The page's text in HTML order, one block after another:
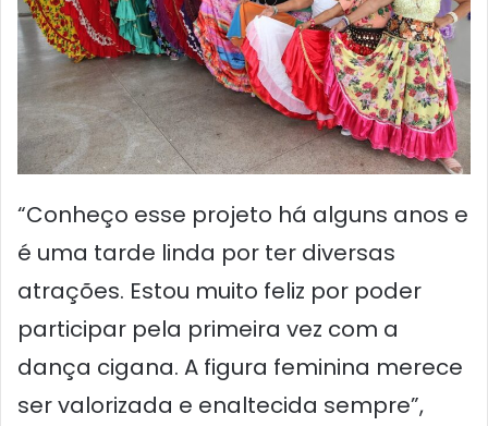
“Conheço esse projeto há alguns anos e
é uma tarde linda por ter diversas
atrações. Estou muito feliz por poder
participar pela primeira vez com a
dança cigana. A figura feminina merece
ser valorizada e enaltecida sempre”,